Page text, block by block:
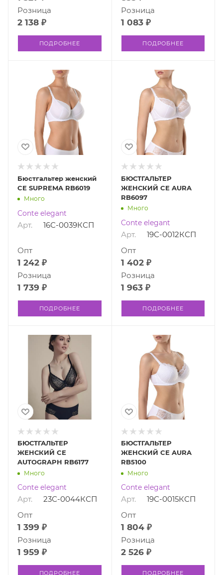
2 138 ₽
Розница
ПОДРОБНЕЕ
1 083 ₽
Розница
ПОДРОБНЕЕ
Бюстгальтер женский
CE SUPREMA RB6019
Много
Conte elegant
Арт. 16С-0039КСП
1 242 ₽
Опт
1 739 ₽
Розница
ПОДРОБНЕЕ
БЮСТГАЛЬТЕР
ЖЕНСКИЙ CE AURA
RB6097
Много
Conte elegant
Арт. 19С-0012КСП
1 402 ₽
Опт
1 963 ₽
Розница
ПОДРОБНЕЕ
БЮСТГАЛЬТЕР
ЖЕНСКИЙ CE
AUTOGRAPH RB6177
Много
Conte elegant
Арт. 23С-0044КСП
1 399 ₽
Опт
1 959 ₽
Розница
ПОДРОБНЕЕ
БЮСТГАЛЬТЕР
ЖЕНСКИЙ CE AURA
RB5100
Много
Conte elegant
Арт. 19С-0015КСП
1 804 ₽
Опт
2 526 ₽
Розница
ПОДРОБНЕЕ